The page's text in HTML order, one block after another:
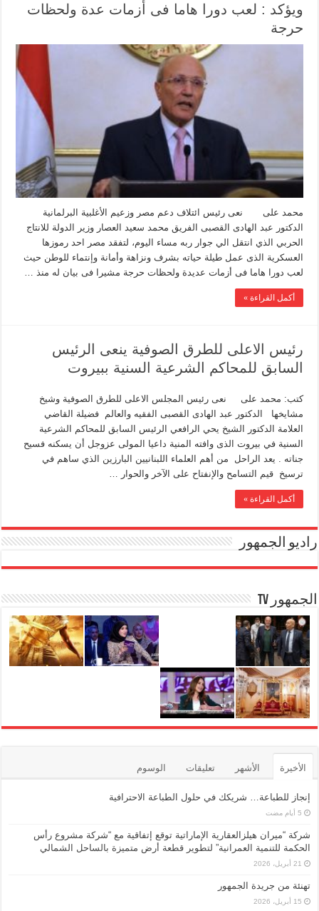
ويؤكد : لعب دورا هاما فى أزمات عدة ولحظات
حرجة
محمد على نعى رئيس ائتلاف دعم مصر وزعيم الأغلبية البرلمانية
الدكتور عبد الهادى القصبى الفريق محمد سعيد العصار وزير الدولة للانتاج
الحربي الذي انتقل الي جوار ربه مساء اليوم، لتفقد مصر احد رموزها
العسكرية الذى عمل طيلة حياته بشرف ونزاهة وأمانة وإنتماء للوطن حيث
لعب دورا هاما فى أزمات عديدة ولحظات حرجة مشيرا فى بيان له منذ …
أكمل القراءة »
رئيس الاعلى للطرق الصوفية ينعى الرئيس
السابق للمحاكم الشرعية السنية ببيروت
كتب: محمد على نعى رئيس المجلس الاعلى للطرق الصوفية وشيخ
مشايخها الدكتور عبد الهادى القصبى الفقيه والعالم فضيلة القاضي
العلامة الدكتور الشيخ يحي الرافعي الرئيس السابق للمحاكم الشرعية
السنية في بيروت الذى وافته المنية داعيا المولى عزوجل أن يسكنه فسيح
جناته . يعد الراحل من أهم العلماء اللبنانيين البارزين الذي ساهم في
ترسيخ قيم التسامح والإنفتاح على الآخر والحوار …
أكمل القراءة »
راديو الجمهور
الجمهور TV
الأخيرة الأشهر تعليقات الوسوم
إنجاز للطباعة… شريكك في حلول الطباعة الاحترافية
شركة “ميران هيلزالعقارية الإماراتية توقع إتفاقية مع “شركة مشروع رأس
الحكمة للتنمية العمرانية” لتطوير قطعة أرض متميزة بالساحل الشمالي
21 أبريل، 2026
تهنئة من جريدة الجمهور
15 أبريل، 2026